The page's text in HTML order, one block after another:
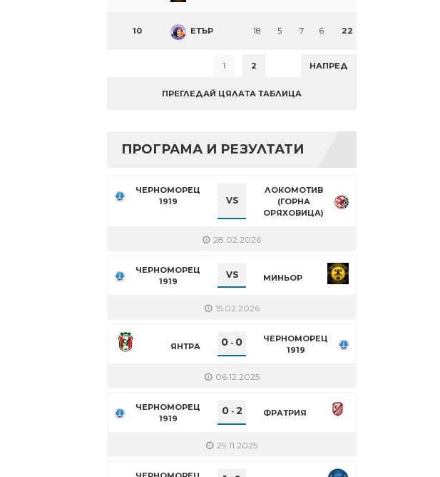
10 ЕТЪР 18 5 7 6 22
1 2 НАПРЕД
ПРЕГЛЕДАЙ ЦЯЛАТА ТАБЛИЦА
ПРОГРАМА И РЕЗУЛТАТИ
ЧЕРНОМОРЕЦ
1919
VS
ЛОКОМОТИВ
(ГОРНА
ОРЯХОВИЦА)
28.02.2026
ЧЕРНОМОРЕЦ
1919
VS МИНЬОР
15.02.2026
ЯНТРА 0 - 0
ЧЕРНОМОРЕЦ
1919
06.12.2025
ЧЕРНОМОРЕЦ
1919
0- 2 ФРАТРИЯ
29.11.2025